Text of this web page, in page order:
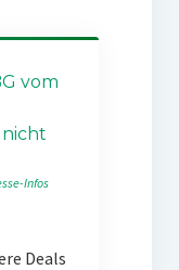
vom
Infos
Deals